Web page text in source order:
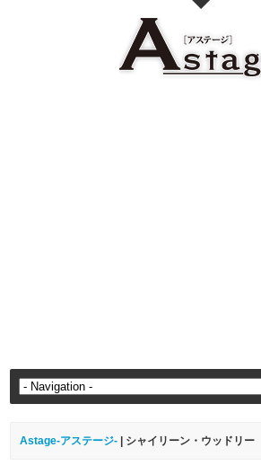
Astage-アステージ- シャイリーン・ウッドリー